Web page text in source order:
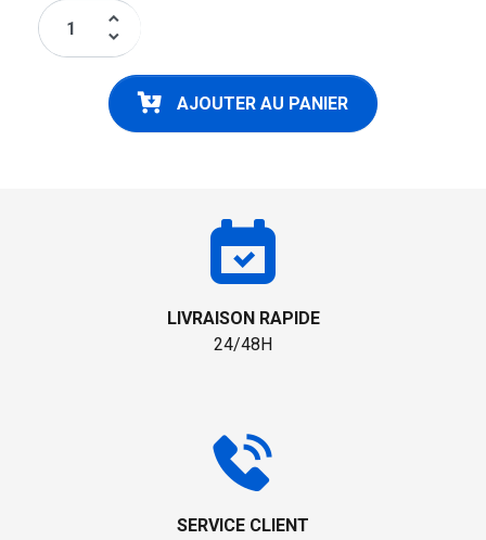
keyboard_arrow_up
keyboard_arrow_down
AJOUTER AU PANIER
LIVRAISON RAPIDE
24/48H
SERVICE CLIENT